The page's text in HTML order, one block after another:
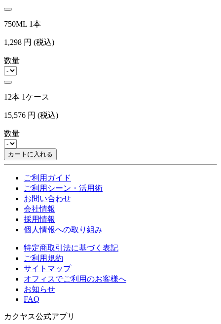
750ML 1本
1,298 円 (税込)
数量
12本 1ケース
15,576 円 (税込)
数量
カートに入れる
ご利用ガイド
ご利用シーン・活用術
お問い合わせ
会社情報
採用情報
個人情報への取り組み
特定商取引法に基づく表記
ご利用規約
サイトマップ
オフィスでご利用のお客様へ
お知らせ
FAQ
カクヤス公式アプリ